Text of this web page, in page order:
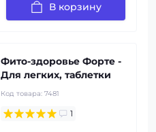
В корзину
Фито-здоровье Форте -
Для легких, таблетки
Код товара: 7481
1